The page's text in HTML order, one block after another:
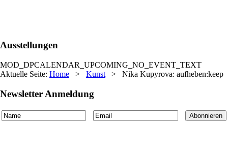
Ausstellungen
MOD_DPCALENDAR_UPCOMING_NO_EVENT_TEXT
Aktuelle Seite: Home > Kunst > Nika Kupyrova: aufheben:keep
Newsletter Anmeldung